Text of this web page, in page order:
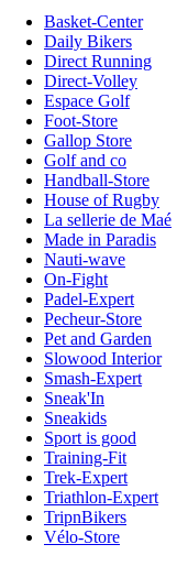
Basket-Center
Daily Bikers
Direct Running
Direct-Volley
Espace Golf
Foot-Store
Gallop Store
Golf and co
Handball-Store
House of Rugby
La sellerie de Maé
Made in Paradis
Nauti-wave
On-Fight
Padel-Expert
Pecheur-Store
Pet and Garden
Slowood Interior
Smash-Expert
Sneak'In
Sneakids
Sport is good
Training-Fit
Trek-Expert
Triathlon-Expert
TripnBikers
Vélo-Store